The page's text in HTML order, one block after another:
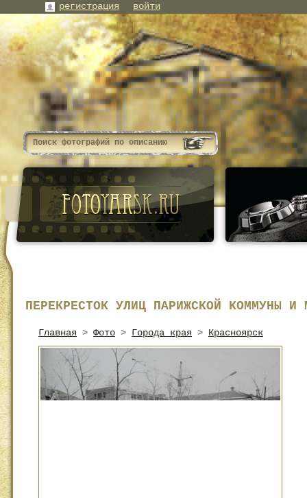
ПЕРЕКРЕСТОК УЛИЦ ПАРИЖСКОЙ КОММУНЫ И
Главная > Фото > Города края > Красноярск
регистрация войти